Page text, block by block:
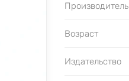
Производитель
Возраст
Издательство